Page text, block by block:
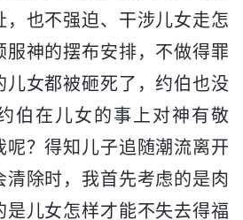
，也不强迫、干涉儿女走怎
服神的摆布安排，不做得罪
儿女都被砸死了，约伯也没
伯在儿女的事上对神有敬
呢？得知儿子追随潮流离开
除时，我首先考虑的是肉
是儿女怎样才能不失去得福